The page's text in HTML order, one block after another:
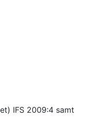
IFS 2009:4 samt